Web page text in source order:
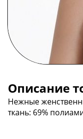
Описание
Нежные
ткань: 69%